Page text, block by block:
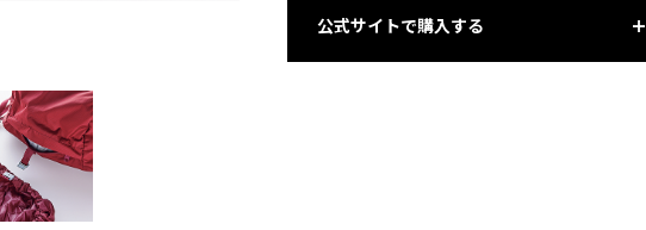
レインカバーは着脱式。装着時は上部をスナップでしっかり留め
公式サイトで購入する